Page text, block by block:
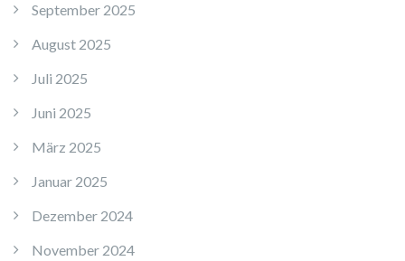
September 2025
August 2025
Juli 2025
Juni 2025
März 2025
Januar 2025
Dezember 2024
November 2024